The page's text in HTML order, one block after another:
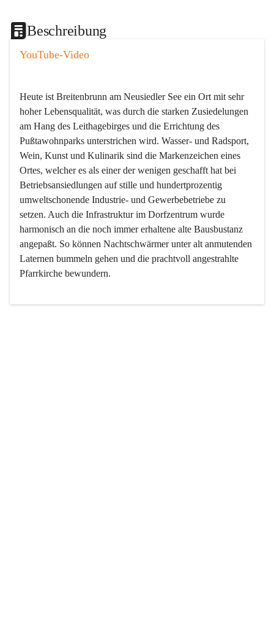
Beschreibung
YouTube-Video
Heute ist Breitenbrunn am Neusiedler See ein Ort mit sehr
hoher Lebensqualität, was durch die starken Zusiedelungen
am Hang des Leithagebirges und die Errichtung des
Pußtawohnparks unterstrichen wird. Wasser- und Radsport,
Wein, Kunst und Kulinarik sind die Markenzeichen eines
Ortes, welcher es als einer der wenigen geschafft hat bei
Betriebsansiedlungen auf stille und hundertprozentig
umweltschonende Industrie- und Gewerbebetriebe zu
setzen. Auch die Infrastruktur im Dorfzentrum wurde
harmonisch an die noch immer erhaltene alte Bausbustanz
angepaßt. So können Nachtschwärmer unter alt anmutenden
Laternen bummeln gehen und die prachtvoll angestrahlte
Pfarrkirche bewundern.
Der Weinbau dominert heute nicht mehr, ist aber integrativer